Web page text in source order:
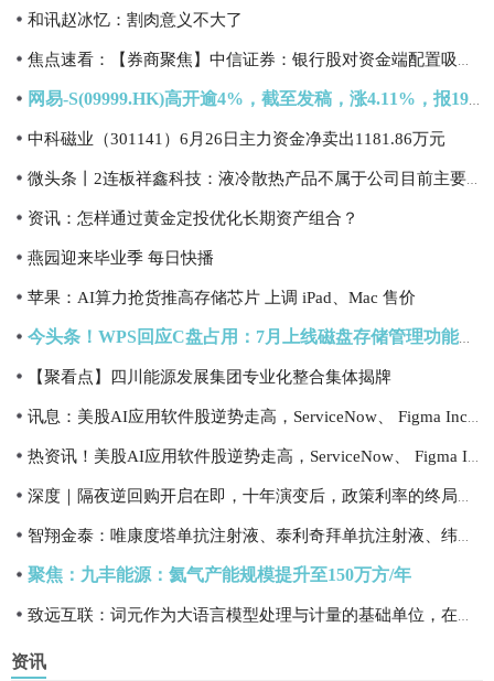
和讯赵冰忆：割肉意义不大了
中科磁业（301141）6月26日主力资金净卖出1181.86万元
资讯：怎样通过黄金定投优化长期资产组合？
燕园迎来毕业季 每日快播
苹果：AI算力抢货推高存储芯片 上调 iPad、Mac 售价
今头条！WPS回应C盘占用：7月上线磁盘存储管理功能，用户可一键批量清理文件
【聚看点】四川能源发展集团专业化整合集体揭牌
聚焦：九丰能源：氦气产能规模提升至150万方/年
资讯